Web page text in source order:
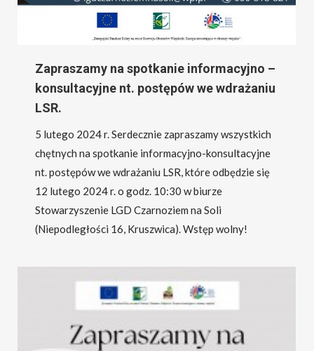
Zapraszamy na spotkanie informacyjno –
konsultacyjne nt. postępów we wdrażaniu
LSR.
5 lutego 2024 r. Serdecznie zapraszamy wszystkich
chętnych na spotkanie informacyjno-konsultacyjne
nt. postępów we wdrażaniu LSR, które odbędzie się
12 lutego 2024 r. o godz. 10:30 w biurze
Stowarzyszenie LGD Czarnoziem na Soli
(Niepodległości 16, Kruszwica). Wstęp wolny!